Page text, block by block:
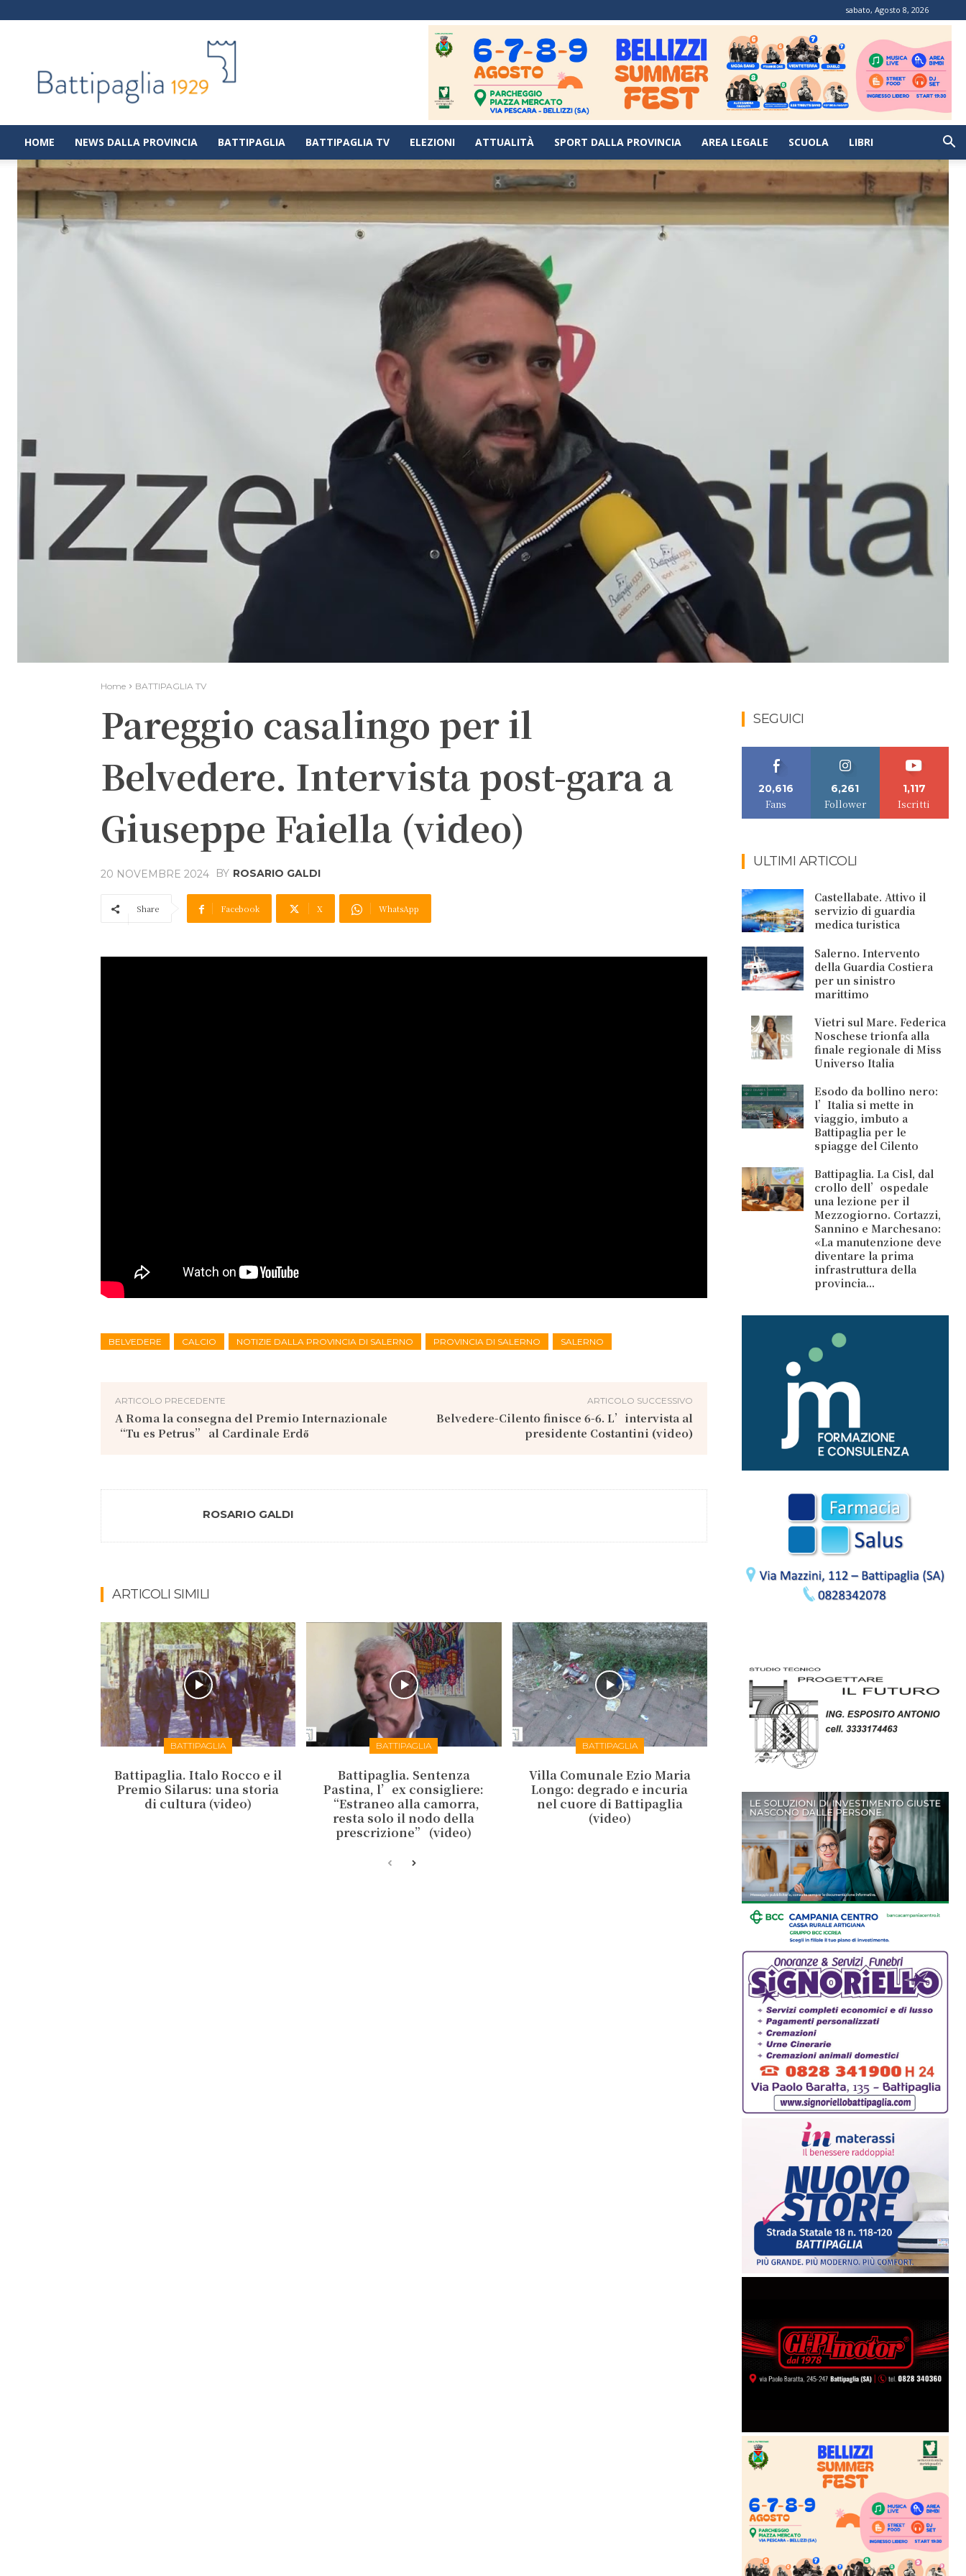
sabato, Agosto 8, 2026
|
Notizie
dalla
città
di
HOME NEWS DALLA PROVINCIA BATTIPAGLIA BATTIPAGLIA TV ELEZIONI ATTUALITÀ SPORT DALLA PROVINCIA AREA LEGALE SCUOLA LIBRI
Home BATTIPAGLIA TV
Pareggio casalingo per il
Belvedere. Intervista post-gara a
Giuseppe Faiella (video)
20 NOVEMBRE 2024 BY ROSARIO GALDI
Share Facebook X WhatsApp
BELVEDERE CALCIO NOTIZIE DALLA PROVINCIA DI SALERNO PROVINCIA DI SALERNO SALERNO
ARTICOLO PRECEDENTE
A Roma la consegna del Premio Internazionale
“Tu es Petrus” al Cardinale Erdő
ARTICOLO SUCCESSIVO
Belvedere-Cilento finisce 6-6. L’intervista al
presidente Costantini (video)
ROSARIO GALDI
ARTICOLI SIMILI
BATTIPAGLIA
Battipaglia. Italo Rocco e il
Premio Silarus: una storia
di cultura (video)
BATTIPAGLIA
Battipaglia. Sentenza
Pastina, l’ex consigliere:
“Estraneo alla camorra,
resta solo il nodo della
prescrizione” (video)
BATTIPAGLIA
Villa Comunale Ezio Maria
Longo: degrado e incuria
nel cuore di Battipaglia
(video)
SEGUICI
20,616
Fans
6,261
Follower
1,117
Iscritti
ULTIMI ARTICOLI
Castellabate. Attivo il
servizio di guardia
medica turistica
Salerno. Intervento
della Guardia Costiera
per un sinistro
marittimo
Vietri sul Mare. Federica
Noschese trionfa alla
finale regionale di Miss
Universo Italia
Esodo da bollino nero:
l’Italia si mette in
viaggio, imbuto a
Battipaglia per le
spiagge del Cilento
Battipaglia. La Cisl, dal
crollo dell’ospedale
una lezione per il
Mezzogiorno. Cortazzi,
Sannino e Marchesano:
«La manutenzione deve
diventare la prima
infrastruttura della
provincia...